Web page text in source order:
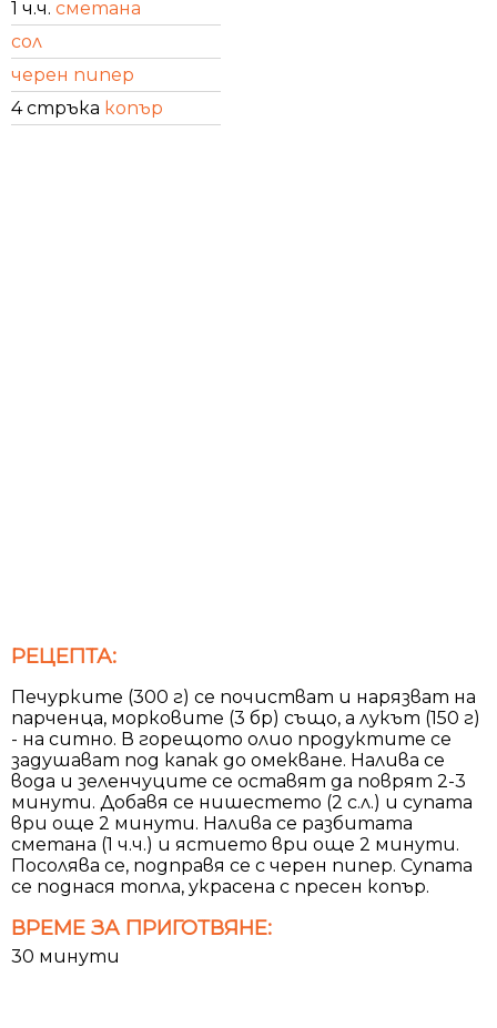
1 ч.ч. сметана
сол
черен пипер
4 стръка копър
РЕЦЕПТА:
Печурките (300 г) се почистват и нарязват на
парченца, морковите (3 бр) също, а лукът (150 г)
- на ситно. В горещото олио продуктите се
задушават под капак до омекване. Налива се
вода и зеленчуците се оставят да поврят 2-3
минути. Добавя се нишестето (2 с.л.) и супата
ври още 2 минути. Налива се разбитата
сметана (1 ч.ч.) и ястието ври още 2 минути.
Посолява се, подправя се с черен пипер. Супата
се поднася топла, украсена с пресен копър.
ВРЕМЕ ЗА ПРИГОТВЯНЕ:
30 минути